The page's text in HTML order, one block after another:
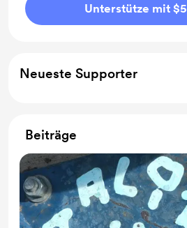
Unterstütze mit $5
Neueste Supporter
Beiträge